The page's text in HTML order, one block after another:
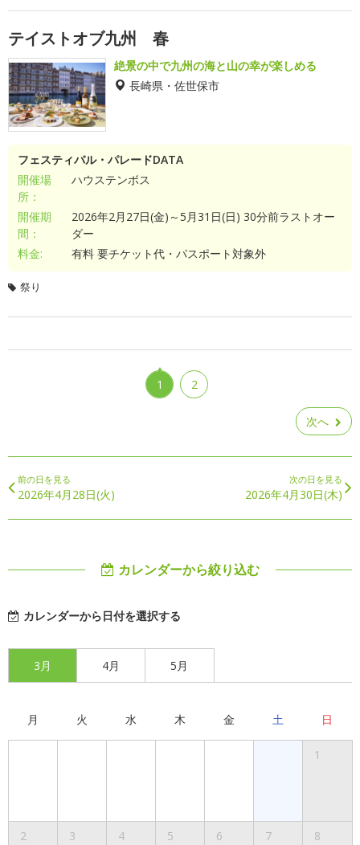
テイストオブ九州 春
絶景の中で九州の海と山の幸が楽しめる
長崎県・佐世保市
フェスティバル・パレードDATA
開催場
所：
ハウステンボス
開催期
間：
2026年2月27日(金)～5月31日(日) 30分前ラストオー
ダー
料金:
有料 要チケット代・パスポート対象外
祭り
1 2
次へ
前の日を見る
2026年4月28日(火)
次の日を見る
2026年4月30日(木)
カレンダーから絞り込む
カレンダーから日付を選択する
3月 4月 5月
月 火 水 木 金 土 日
1
2 3 4 5 6 7 8